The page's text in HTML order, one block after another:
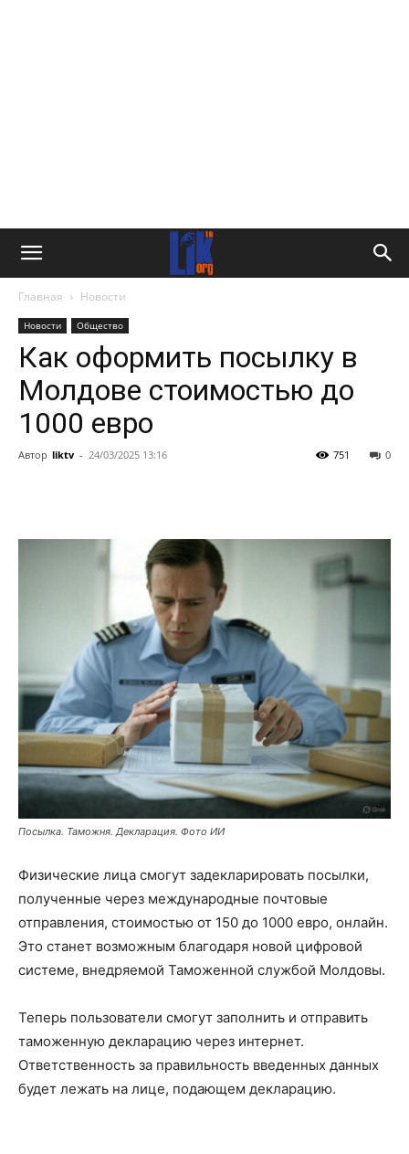
Главная Новости
Новости Общество
Как оформить посылку в
Молдове стоимостью до
1000 евро
Автор liktv - 24/03/2025 13:16 0
751
Посылка. Таможня. Декларация. Фото ИИ
Физические лица смогут задекларировать посылки,
полученные через международные почтовые
отправления, стоимостью от 150 до 1000 евро, онлайн.
Это станет возможным благодаря новой цифровой
системе, внедряемой Таможенной службой Молдовы.
Теперь пользователи смогут заполнить и отправить
таможенную декларацию через интернет.
Ответственность за правильность введенных данных
будет лежать на лице, подающем декларацию.